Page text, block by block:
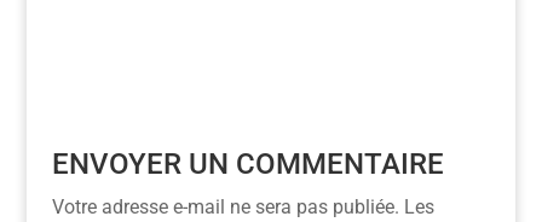
ENVOYER UN COMMENTAIRE
Votre adresse e-mail ne sera pas publiée. Les